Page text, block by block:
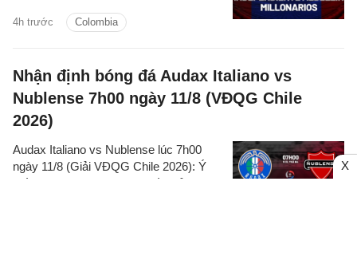
4h trước Colombia
đấu, thống kê chi tiết về hai đội.
Nhận định bóng đá Audax Italiano vs
Nublense 7h00 ngày 11/8 (VĐQG Chile
2026)
Audax Italiano vs Nublense lúc 7h00
ngày 11/8 (Giải VĐQG Chile 2026): Ý
kiến chuyên gia, dự đoán kết quả, nhận
X